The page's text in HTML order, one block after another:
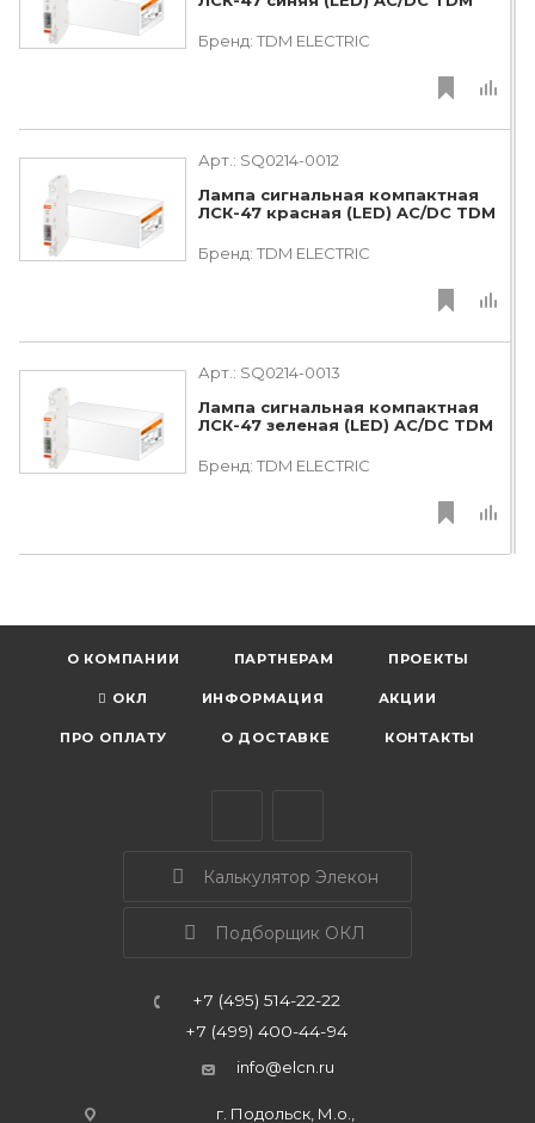
Бренд: TDM ЕLECTRIC
Арт.: SQ0214-0012
Лампа сигнальная компактная
ЛСК-47 красная (LED) AC/DC TDM
Бренд: TDM ЕLECTRIC
Арт.: SQ0214-0013
Лампа сигнальная компактная
ЛСК-47 зеленая (LED) AC/DC TDM
Бренд: TDM ЕLECTRIC
О КОМПАНИИ ПАРТНЕРАМ ПРОЕКТЫ
ОКЛ ИНФОРМАЦИЯ АКЦИИ
ПРО ОПЛАТУ О ДОСТАВКЕ КОНТАКТЫ
Калькулятор Элекон
Подборщик ОКЛ
+7 (495) 514-22-22
+7 (499) 400-44-94
info@elcn.ru
г. Подольск, М.о.,